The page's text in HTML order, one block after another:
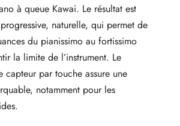
à queue Kawai. Le résultat est
naturelle, qui permet de
du pianissimo au fortissimo
la limite de l’instrument. Le
capteur par touche assure une
notamment pour les